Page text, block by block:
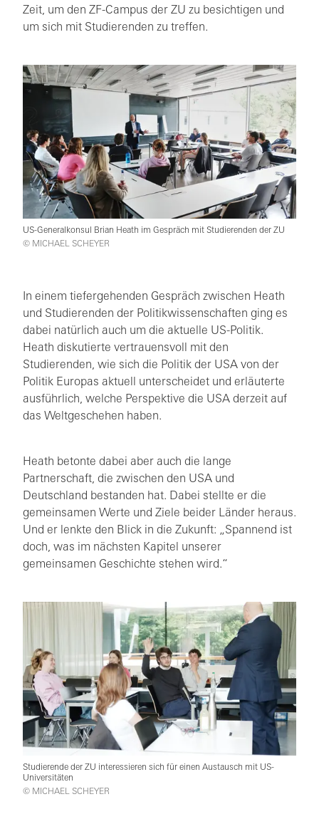
Zeit, um den ZF-Campus der ZU zu besichtigen und
um sich mit Studierenden zu treffen.
US-Generalkonsul Brian Heath im Gespräch mit Studierenden der ZU
© MICHAEL SCHEYER
In einem tiefergehenden Gespräch zwischen Heath
und Studierenden der Politikwissenschaften ging es
dabei natürlich auch um die aktuelle US-Politik.
Heath diskutierte vertrauensvoll mit den
Studierenden, wie sich die Politik der USA von der
Politik Europas aktuell unterscheidet und erläuterte
ausführlich, welche Perspektive die USA derzeit auf
das Weltgeschehen haben.
Heath betonte dabei aber auch die lange
Partnerschaft, die zwischen den USA und
Deutschland bestanden hat. Dabei stellte er die
gemeinsamen Werte und Ziele beider Länder heraus.
Und er lenkte den Blick in die Zukunft: „Spannend ist
doch, was im nächsten Kapitel unserer
gemeinsamen Geschichte stehen wird.“
Studierende der ZU interessieren sich für einen Austausch mit US-
Universitäten
© MICHAEL SCHEYER